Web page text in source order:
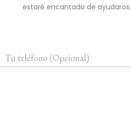
estaré encantado de ayudaros.